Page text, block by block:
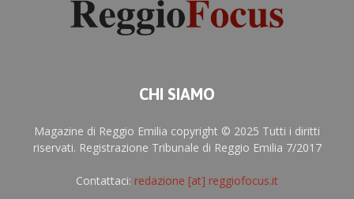
CHI SIAMO
Magazine di Reggio Emilia copyright © 2025 Tutti i diritti
riservati. Registrazione Tribunale di Reggio Emilia 7/2017
Contattaci: redazione [at] reggiofocus.it